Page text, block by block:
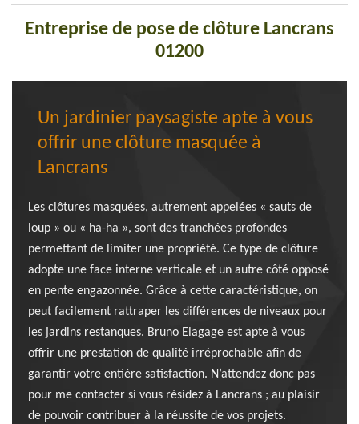
Entreprise de pose de clôture Lancrans
01200
Un jardinier paysagiste apte à vous
offrir une clôture masquée à
Lancrans
Les clôtures masquées, autrement appelées « sauts de
loup » ou « ha-ha », sont des tranchées profondes
permettant de limiter une propriété. Ce type de clôture
adopte une face interne verticale et un autre côté opposé
en pente engazonnée. Grâce à cette caractéristique, on
peut facilement rattraper les différences de niveaux pour
les jardins restanques. Bruno Elagage est apte à vous
offrir une prestation de qualité irréprochable afin de
garantir votre entière satisfaction. N’attendez donc pas
pour me contacter si vous résidez à Lancrans ; au plaisir
de pouvoir contribuer à la réussite de vos projets.